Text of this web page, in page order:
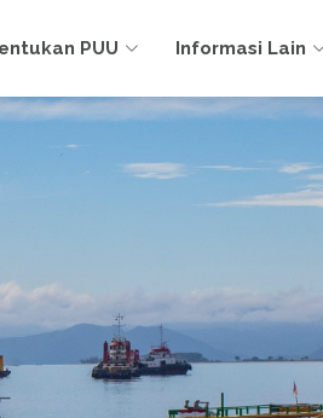
PUU Informasi Lain